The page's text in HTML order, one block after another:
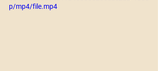
p/mp4/file.mp4